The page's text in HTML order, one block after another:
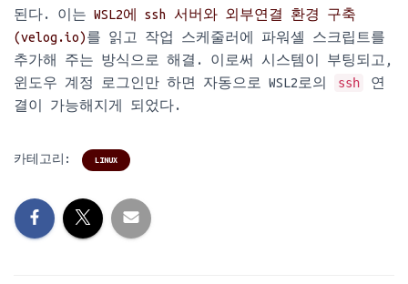
된다. 이는 WSL2에 ssh 서버와 외부연결 환경 구축
(velog.io)를 읽고 작업 스케줄러에 파워셸 스크립트를
추가해 주는 방식으로 해결. 이로써 시스템이 부팅되고,
윈도우 계정 로그인만 하면 자동으로 WSL2로의
ssh
연
결이 가능해지게 되었다.
카테고리: LINUX